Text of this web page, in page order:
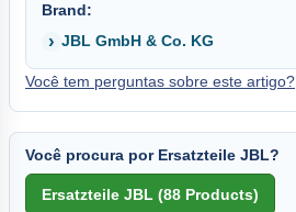
Brand:
JBL GmbH & Co. KG
Você tem perguntas sobre este artigo?
Você procura por Ersatzteile JBL?